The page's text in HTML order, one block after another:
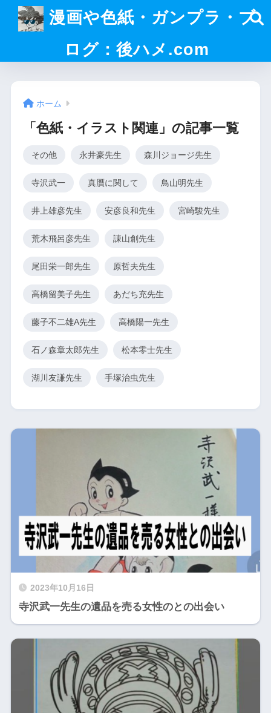
漫画や色紙・ガンプラ・ブ
ログ：後ハメ.com
ホーム
「色紙・イラスト関連」の記事一覧
その他 永井豪先生 森川ジョージ先生
寺沢武一 真贋に関して 鳥山明先生
井上雄彦先生 安彦良和先生 宮崎駿先生
荒木飛呂彦先生 諌山創先生
尾田栄一郎先生 原哲夫先生
高橋留美子先生 あだち充先生
藤子不二雄A先生 高橋陽一先生
石ノ森章太郎先生 松本零士先生
湖川友謙先生 手塚治虫先生
2023年10月16日
寺沢武一先生の遺品を売る女性のとの出会い